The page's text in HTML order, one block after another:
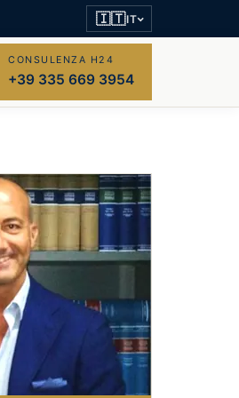
🇮🇹IT
CONSULENZA H24
+39 335 669 3954